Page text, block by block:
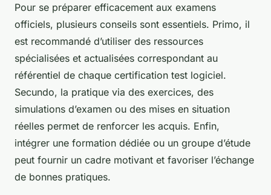
Pour se préparer efficacement aux examens
officiels, plusieurs conseils sont essentiels. Primo, il
est recommandé d’utiliser des ressources
spécialisées et actualisées correspondant au
référentiel de chaque certification test logiciel.
Secundo, la pratique via des exercices, des
simulations d’examen ou des mises en situation
réelles permet de renforcer les acquis. Enfin,
intégrer une formation dédiée ou un groupe d’étude
peut fournir un cadre motivant et favoriser l’échange
de bonnes pratiques.